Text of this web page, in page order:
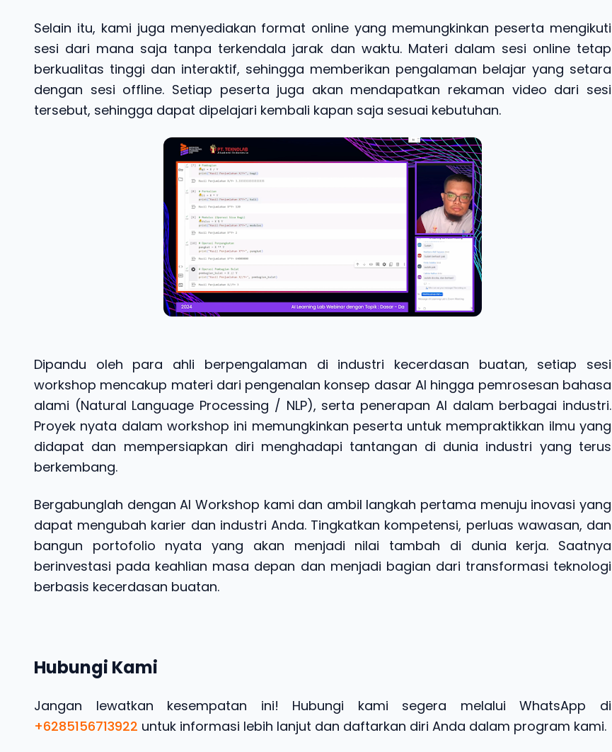
Selain itu, kami juga menyediakan format online yang memungkinkan peserta mengikuti
sesi dari mana saja tanpa terkendala jarak dan waktu. Materi dalam sesi online tetap
berkualitas tinggi dan interaktif, sehingga memberikan pengalaman belajar yang setara
dengan sesi offline. Setiap peserta juga akan mendapatkan rekaman video dari sesi
tersebut, sehingga dapat dipelajari kembali kapan saja sesuai kebutuhan.
Dipandu oleh para ahli berpengalaman di industri kecerdasan buatan, setiap sesi
workshop mencakup materi dari pengenalan konsep dasar AI hingga pemrosesan bahasa
alami (Natural Language Processing / NLP), serta penerapan AI dalam berbagai industri.
Proyek nyata dalam workshop ini memungkinkan peserta untuk mempraktikkan ilmu yang
didapat dan mempersiapkan diri menghadapi tantangan di dunia industri yang terus
berkembang.
Bergabunglah dengan AI Workshop kami dan ambil langkah pertama menuju inovasi yang
dapat mengubah karier dan industri Anda. Tingkatkan kompetensi, perluas wawasan, dan
bangun portofolio nyata yang akan menjadi nilai tambah di dunia kerja. Saatnya
berinvestasi pada keahlian masa depan dan menjadi bagian dari transformasi teknologi
berbasis kecerdasan buatan.
Hubungi Kami
Jangan lewatkan kesempatan ini! Hubungi kami segera melalui WhatsApp di
+6285156713922 untuk informasi lebih lanjut dan daftarkan diri Anda dalam program kami.